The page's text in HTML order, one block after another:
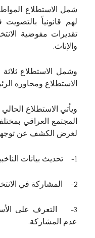
لهم قانونياً
تقديرات مفوضية
والإناث.
وشمل الاستطلاع
الاستطلاع ومحاوره
ويأتي الاستطلاع
المجتمع العراقي
لغرض الكشف عن
1- تحديث بيانات الناخبين البايومترية.
2- المشاركة في الانتخابات والتصويت.
3- التعرف على
عدم المشاركة.